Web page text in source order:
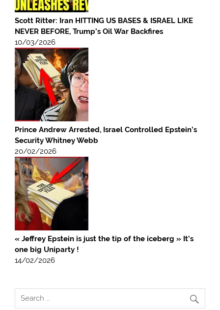
Scott Ritter: Iran HITTING US BASES & ISRAEL LIKE
NEVER BEFORE, Trump’s Oil War Backfires
10/03/2026
Prince Andrew Arrested, Israel Controlled Epstein’s
Security Whitney Webb
20/02/2026
« Jeffrey Epstein is just the tip of the iceberg » It’s
one big Uniparty !
14/02/2026